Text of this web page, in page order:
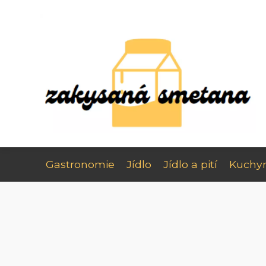
Gastronomie Jídlo Jídlo a pití